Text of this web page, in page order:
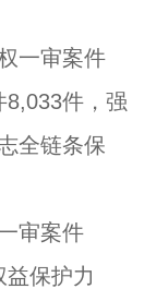
一审案件
8,033件，强
全链条保
审案件
保护力